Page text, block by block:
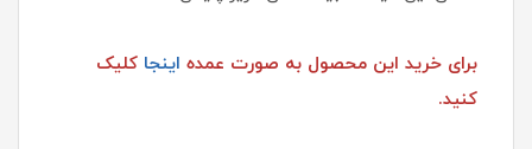
برای خرید این محصول به صورت عمده اینجا کلیک
کنید.